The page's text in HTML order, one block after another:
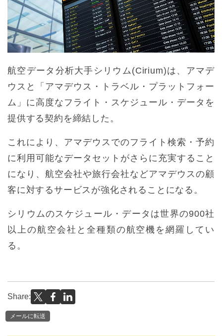
航空データ分析大手シリウム(Cirium)は、アマデ
ウスと「アマデウス・トラベル・プラットフォー
ム」に高度なフライト・スケジュール・データを
提供する契約を締結した。
これにより、アマデウスでのフライト検索・予約
に利用可能なデータセットがさらに充実すること
になり、航空会社や旅行会社などアマデウスの顧
客に対するサービスが強化されることになる。
シリウムのスケジュール・データは世界の900社
以上の航空会社と全種類の航空機を網羅してい
る。
Share:
メールに転送